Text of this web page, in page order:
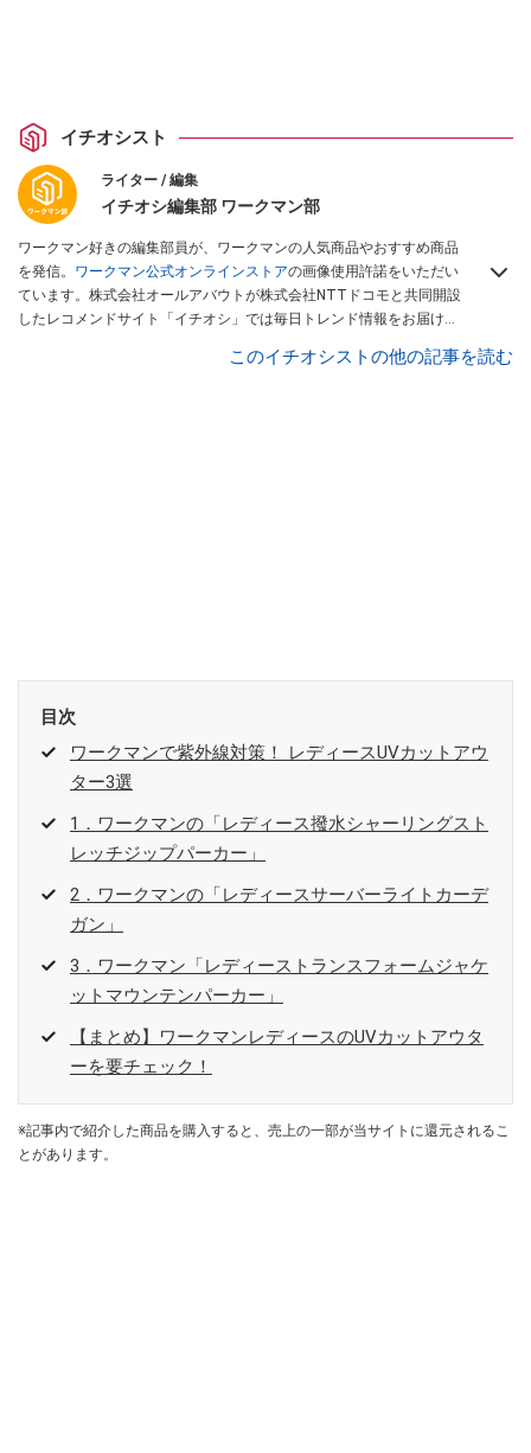
イチオシスト
ライター / 編集
イチオシ編集部 ワークマン部
ワークマン好きの編集部員が、ワークマンの人気商品やおすすめ商品
を発信。 ワークマン公式オンラインストアの画像使用許諾をいただい
ています。株式会社オールアバウトが株式会社NTTドコモと共同開設
したレコメンドサイト「イチオシ」では毎日トレンド情報をお届け。
このイチオシストの他の記事を読む
目次
ワークマンで紫外線対策！ レディースUVカットアウ
ター3選
1．ワークマンの「レディース撥水シャーリングスト
レッチジップパーカー」
2．ワークマンの「レディースサーバーライトカーデ
ガン」
3．ワークマン「レディーストランスフォームジャケ
ットマウンテンパーカー」
【まとめ】ワークマンレディースのUVカットアウタ
ーを要チェック！
※記事内で紹介した商品を購入すると、売上の一部が当サイトに還元されるこ
とがあります。